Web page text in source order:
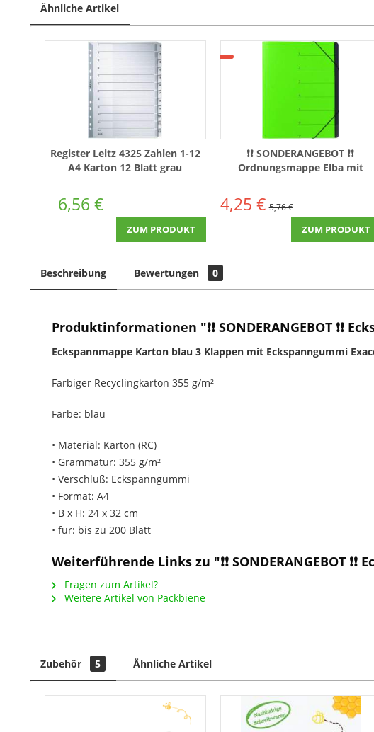
Ähnliche Artikel
Register Leitz 4325 Zahlen 1-12
A4 Karton 12 Blatt grau
6,56 €
ZUM PRODUKT
❗❗ SONDERANGEBOT ❗❗
Ordnungsmappe Elba mit
4,25 € 5,76 €
ZUM PRODUKT
Beschreibung Bewertungen 0
Produktinformationen "❗❗ SONDERANGEBOT
Eckspannmappe Karton blau 3 Klappen mit Eckspanngummi
Farbiger Recyclingkarton 355 g/m²
Farbe: blau
• Material: Karton (RC)
• Grammatur: 355 g/m²
• Verschluß: Eckspanngummi
• Format: A4
• B x H: 24 x 32 cm
• für: bis zu 200 Blatt
Weiterführende Links zu "❗❗ SONDERANGEBOT
Fragen zum Artikel?
Weitere Artikel von Packbiene
Zubehör 5 Ähnliche Artikel